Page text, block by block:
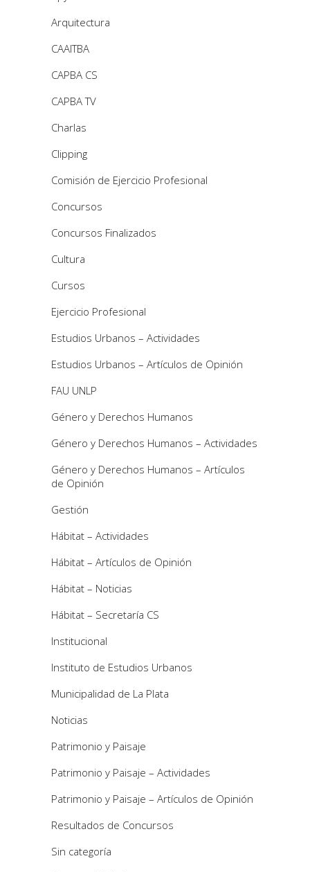
Arquitectura
CAAITBA
CAPBA CS
CAPBA TV
Charlas
Clipping
Comisión de Ejercicio Profesional
Concursos
Concursos Finalizados
Cultura
Cursos
Ejercicio Profesional
Estudios Urbanos – Actividades
Estudios Urbanos – Artículos de Opinión
FAU UNLP
Género y Derechos Humanos
Género y Derechos Humanos – Actividades
Género y Derechos Humanos – Artículos
de Opinión
Gestión
Hábitat – Actividades
Hábitat – Artículos de Opinión
Hábitat – Noticias
Hábitat – Secretaría CS
Institucional
Instituto de Estudios Urbanos
Municipalidad de La Plata
Noticias
Patrimonio y Paisaje
Patrimonio y Paisaje – Actividades
Patrimonio y Paisaje – Artículos de Opinión
Resultados de Concursos
Sin categoría